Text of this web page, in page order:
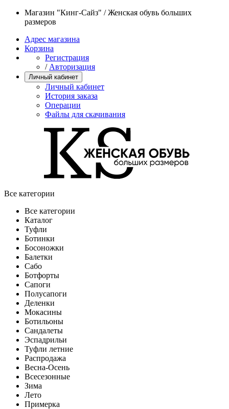
Магазин "Кинг-Сайз" / Женская обувь больших
размеров
Адрес магазина
Корзина
Регистрация
/ Авторизация
Личный кабинет
Личный кабинет
История заказа
Операции
Файлы для скачивания
Все категории
Все категории
Каталог
Туфли
Ботинки
Босоножки
Балетки
Сабо
Ботфорты
Сапоги
Полусапоги
Деленки
Мокасины
Ботильоны
Сандалеты
Эспадрильи
Туфли летние
Распродажа
Весна-Осень
Всесезонные
Зима
Лето
Примерка